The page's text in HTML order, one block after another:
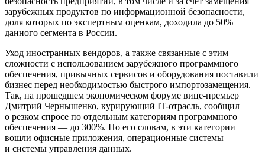
зарубежных продуктов по информационной безопасности,
доля которых по экспертным оценкам, доходила до 50%
данного сегмента в России.
Уход иностранных вендоров, а также связанные с этим
сложности с использованием зарубежного программного
обеспечения, привычных сервисов и оборудования поставили
бизнес перед необходимостью быстрого импортозамещения.
Так, на прошедшем экономическом форуме вице-премьер
Дмитрий Чернышенко, курирующий IT-отрасль, сообщил
о резком спросе по отдельным категориям программного
обеспечения — до 300%. По его словам, в эти категории
вошли офисные приложения, операционные системы
и системы управления данных.